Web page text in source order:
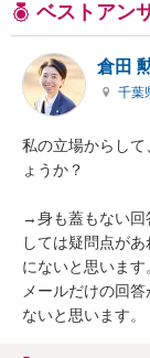
ベストアン
倉田
千葉
私の立場からし
ょうか？
→身も蓋もない回
しては疑問点が
にないと思います
メールだけの回
ないと思います。